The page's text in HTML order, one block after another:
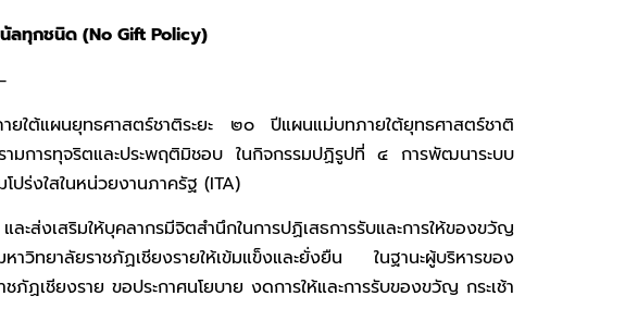
นัลทุกชนิด (No Gift Policy)
ยใต้แผนยุทธศาสตร์ชาติระยะ ๒๐ ปีแผนแม่บทภายใต้ยุทธศาสตร์ชาติ
ามการทุจริตและประพฤติมิชอบ ในกิจกรรมปฏิรูปที่ ๔ การพัฒนาระบบ
ปร่งใสในหน่วยงานภาครัฐ (ITA)
ส่งเสริมให้บุคลากรมีจิตสำนึกในการปฏิเสธการรับและการให้ของขวัญ
ทยาลัยราชภัฏเชียงรายให้เข้มแข็งและยั่งยืน ในฐานะผู้บริหารของ
ฏเชียงราย ขอประกาศนโยบาย งดการให้และการรับของขวัญ กระเช้า